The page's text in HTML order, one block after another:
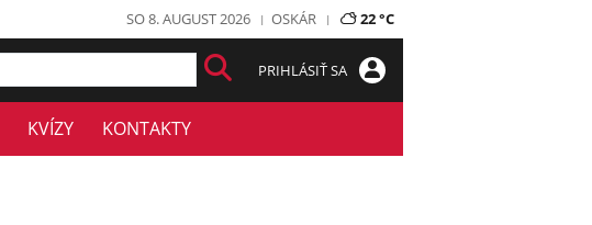
SO 8. AUGUST 2026 OSKÁR 22 °C
PRIHLÁSIŤ SA
KVÍZY KONTAKTY